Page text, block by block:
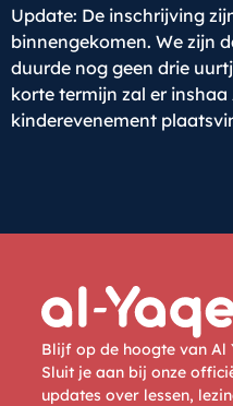
Update: De inschrijving
binnengekomen. We zijn
duurde nog geen drie
korte termijn zal er
kinderevenement
Blijf op de hoogte van Al
Sluit je aan bij onze
updates over lessen,